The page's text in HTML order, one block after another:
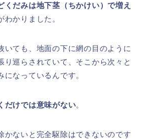
くだみは地下茎（ちかけい）で増え
わかりました。
いても、地面の下に網の目のように
り巡らされていて、そこから次々と
なっているんです。
だけでは意味がない。
かないと完全駆除はできないのです